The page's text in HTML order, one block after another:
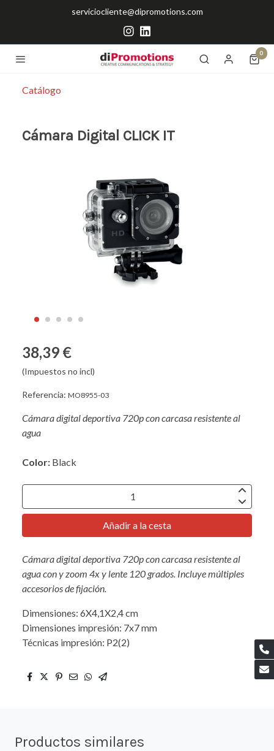
serviciocliente@dipromotions.com
0
Catálogo
Cámara Digital CLICK IT
38,39 €
(Impuestos no incl)
Referencia: MO8955-03
Cámara digital deportiva 720p con carcasa resistente al
agua
Color: Black
Añadir a la cesta
Cámara digital deportiva 720p con carcasa resistente al
agua con y zoom 4x y lente 120 grados. Incluye múltiples
accesorios de fijación.
Dimensiones: 6X4,1X2,4 cm
Dimensiones impresión: 7x7 mm
Técnicas impresión: P2(2)
Productos similares